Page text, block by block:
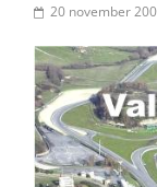
20 november